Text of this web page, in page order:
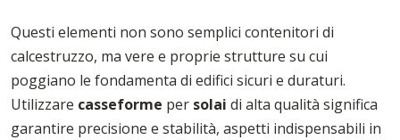
Questi elementi non sono semplici contenitori di
calcestruzzo, ma vere e proprie strutture su cui
poggiano le fondamenta di edifici sicuri e duraturi.
Utilizzare casseforme per solai di alta qualità significa
garantire precisione e stabilità, aspetti indispensabili in